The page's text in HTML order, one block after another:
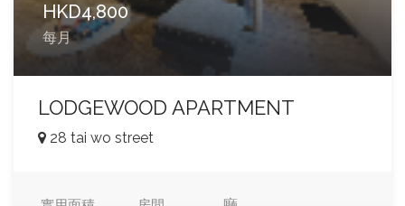
HKD4,800
每月
LODGEWOOD APARTMENT
28 tai wo street